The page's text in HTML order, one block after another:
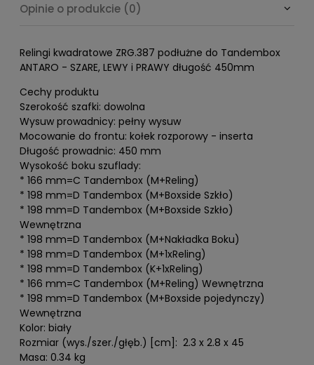
Opinie o produkcie (0)
Relingi kwadratowe ZRG.387 podłużne do Tandembox
ANTARO - SZARE, LEWY i PRAWY długość 450mm
Cechy produktu
Szerokość szafki: dowolna
Wysuw prowadnicy: pełny wysuw
Mocowanie do frontu: kołek rozporowy - inserta
Długość prowadnic: 450 mm
Wysokość boku szuflady:
* 166 mm=C Tandembox (M+Reling)
* 198 mm=D Tandembox (M+Boxside Szkło)
* 198 mm=D Tandembox (M+Boxside Szkło)
Wewnętrzna
* 198 mm=D Tandembox (M+Nakładka Boku)
* 198 mm=D Tandembox (M+1xReling)
* 198 mm=D Tandembox (K+1xReling)
* 166 mm=C Tandembox (M+Reling) Wewnętrzna
* 198 mm=D Tandembox (M+Boxside pojedynczy)
Wewnętrzna
Kolor: biały
Rozmiar (wys./szer./głęb.) [cm]: 2.3 x 2.8 x 45
Masa: 0.34 kg